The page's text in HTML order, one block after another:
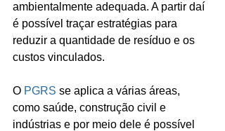
ambientalmente adequada. A partir daí
é possível traçar estratégias para
reduzir a quantidade de resíduo e os
custos vinculados.
O PGRS se aplica a várias áreas,
como saúde, construção civil e
indústrias e por meio dele é possível